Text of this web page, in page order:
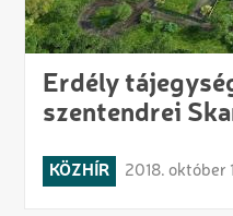
Erdély
szentendrei
KÖZHÍR 2018. október